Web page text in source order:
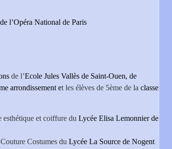
l’Opéra National de Paris
de l’Ecole Jules Vallès de Saint-Ouen, de
arrondissement et les élèves de 5ème de la classe
et coiffure du Lycée Elisa Lemonnier de
Costumes du Lycée La Source de Nogent